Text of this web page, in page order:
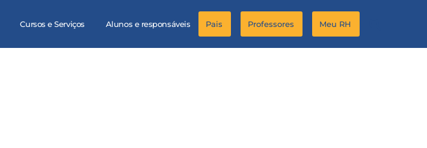
Cursos e Serviços Alunos e responsáveis Pais Professores Meu RH